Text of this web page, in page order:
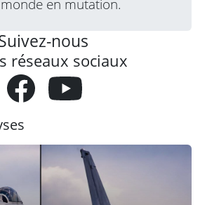
en mutation.
nous
réseaux sociaux